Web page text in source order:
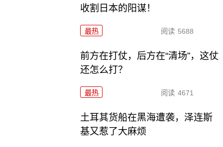
收割日本的阳谋！
最热 阅读 5688
前方在打仗，后方在“清场”，这仗
还怎么打？
最热 阅读 4671
土耳其货船在黑海遭袭，泽连斯
基又惹了大麻烦